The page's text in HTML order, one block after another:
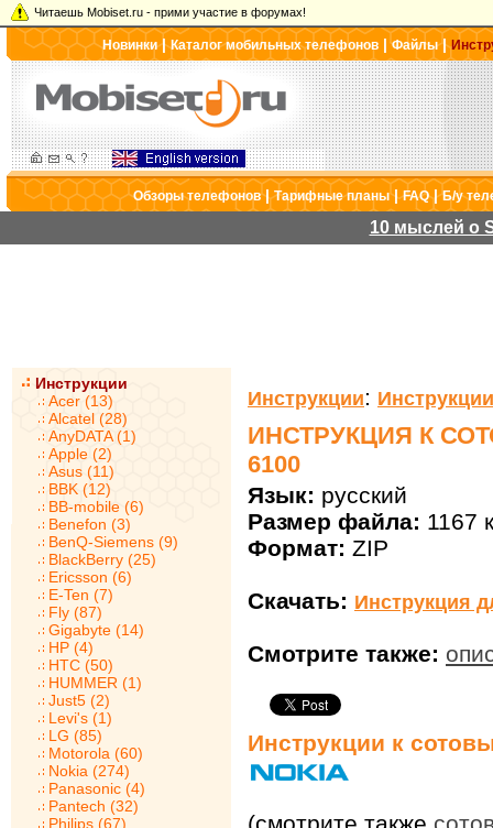
Читаешь Mobiset.ru - прими участие в форумах!
Новинки|Каталог мобильных телефонов |Файлы|
Обзоры телефонов|Тарифные планы|FAQ|Б/у
10 мыслей о
Инструкции
Acer (13)
Alcatel (28)
AnyDATA (1)
Apple (2)
Asus (11)
BBK (12)
BB-mobile (6)
Benefon (3)
BenQ-Siemens (9)
BlackBerry (25)
Ericsson (6)
E-Ten (7)
Fly (87)
Gigabyte (14)
HP (4)
HTC (50)
HUMMER (1)
Just5 (2)
Levi's (1)
LG (85)
Motorola (60)
Nokia (274)
Panasonic (4)
Pantech (32)
Philips (67)
Инструкции:
ИНСТРУКЦИЯ К
6100
Язык: русский
Размер файла: 1167
Формат: ZIP
Скачать: Инструкция
Смотрите также:
Инструкции к